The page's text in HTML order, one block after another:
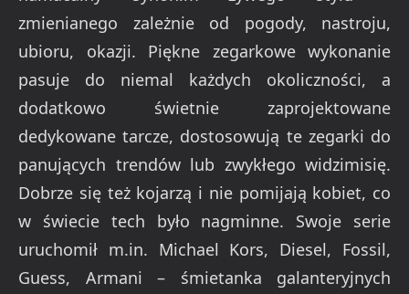
zmienianego zależnie od pogody, nastroju,
ubioru, okazji. Piękne zegarkowe wykonanie
pasuje do niemal każdych okoliczności, a
dodatkowo świetnie zaprojektowane
dedykowane tarcze, dostosowują te zegarki do
panujących trendów lub zwykłego widzimisię.
Dobrze się też kojarzą i nie pomijają kobiet, co
w świecie tech było nagminne. Swoje serie
uruchomił m.in. Michael Kors, Diesel, Fossil,
Guess, Armani – śmietanka galanteryjnych